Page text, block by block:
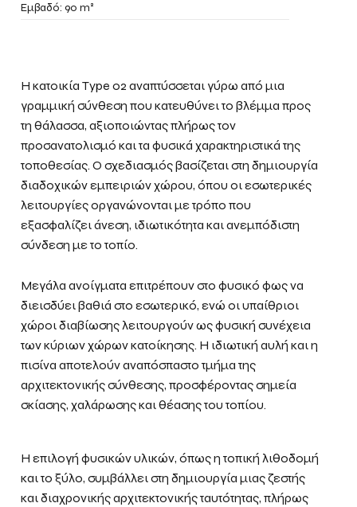
Εμβαδό: 90 m²
Η κατοικία Type 02 αναπτύσσεται γύρω από μια
γραμμική σύνθεση που κατευθύνει το βλέμμα προς
τη θάλασσα, αξιοποιώντας πλήρως τον
προσανατολισμό και τα φυσικά χαρακτηριστικά της
τοποθεσίας. Ο σχεδιασμός βασίζεται στη δημιουργία
διαδοχικών εμπειριών χώρου, όπου οι εσωτερικές
λειτουργίες οργανώνονται με τρόπο που
εξασφαλίζει άνεση, ιδιωτικότητα και ανεμπόδιστη
σύνδεση με το τοπίο.
Μεγάλα ανοίγματα επιτρέπουν στο φυσικό φως να
διεισδύει βαθιά στο εσωτερικό, ενώ οι υπαίθριοι
χώροι διαβίωσης λειτουργούν ως φυσική συνέχεια
των κύριων χώρων κατοίκησης. Η ιδιωτική αυλή και η
πισίνα αποτελούν αναπόσπαστο τμήμα της
αρχιτεκτονικής σύνθεσης, προσφέροντας σημεία
σκίασης, χαλάρωσης και θέασης του τοπίου.
Η επιλογή φυσικών υλικών, όπως η τοπική λιθοδομή
και το ξύλο, συμβάλλει στη δημιουργία μιας ζεστής
και διαχρονικής αρχιτεκτονικής ταυτότητας, πλήρως